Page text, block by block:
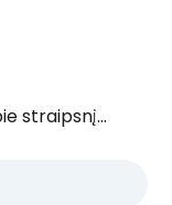
straipsnį...